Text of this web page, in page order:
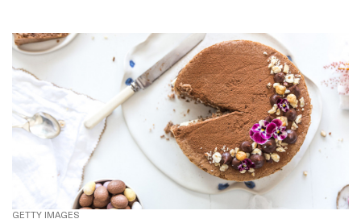
GETTY IMAGES